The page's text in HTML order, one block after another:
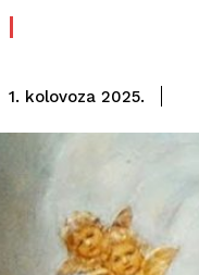
1. kolovoza 2025.